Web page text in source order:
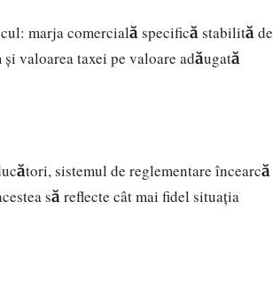
marja comercială specifică stabilită de
valoarea taxei pe valoare adăugată
sistemul de reglementare încearcă
să reflecte cât mai fidel situația